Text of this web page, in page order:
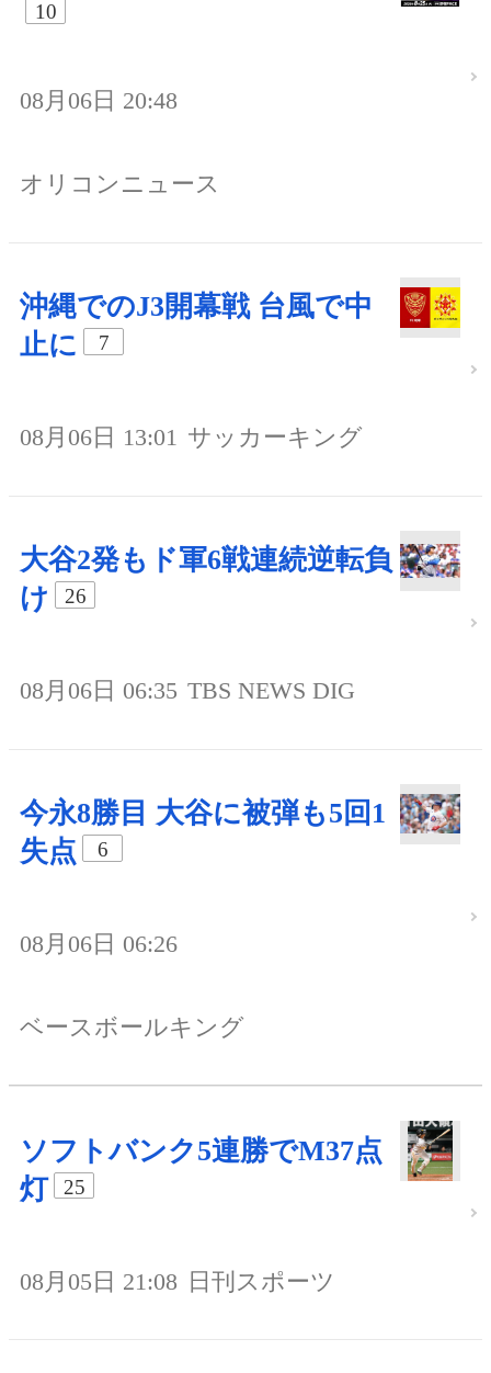
10
08月06日 20:48
オリコンニュース
沖縄でのJ3開幕戦 台風で中
止に
7
08月06日 13:01 サッカーキング
大谷2発もド軍6戦連続逆転負
け
26
08月06日 06:35 TBS NEWS DIG
今永8勝目 大谷に被弾も5回1
失点
6
08月06日 06:26
ベースボールキング
ソフトバンク5連勝でM37点
灯
25
08月05日 21:08 日刊スポーツ